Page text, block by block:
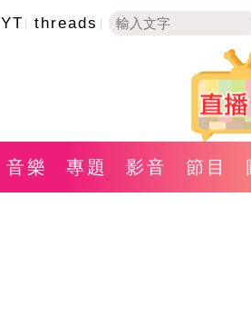
YT threads
音樂 專題 影音 節目